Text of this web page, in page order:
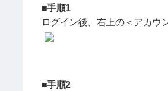
■手順1
ログイン後、右上の＜アカウ
■手順2